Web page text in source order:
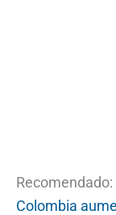
Recomendado:
Colombia